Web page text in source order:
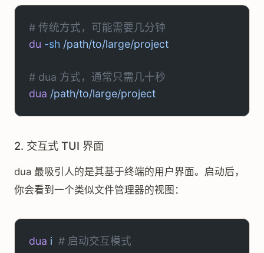
# 传统方式，可能需要几分钟
du -sh /path/to/large/project
# dua 方式，通常只需几十秒
dua /path/to/large/project
2. 交互式 TUI 界面
dua 最吸引人的是其基于终端的用户界面。启动后，
你会看到一个类似文件管理器的视图：
dua i
  # 启动交互模式